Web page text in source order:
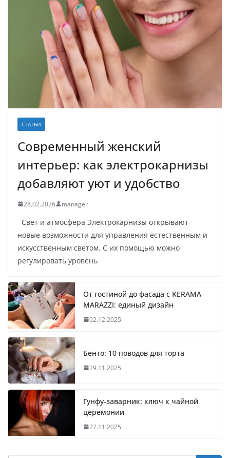
СТАТЬИ
Современный женский
интерьер: как электрокарнизы
добавляют уют и удобство
28.02.2026 manager
Свет и атмосфера Электрокарнизы открывают
новые возможности для управления естественным и
искусственным светом. С их помощью можно
регулировать уровень
От гостиной до фасада с KERAMA
MARAZZI: единый дизайн
02.12.2025
Бенто: 10 поводов для торта
29.11.2025
Гунфу-заварник: ключ к чайной
церемонии
27.11.2025